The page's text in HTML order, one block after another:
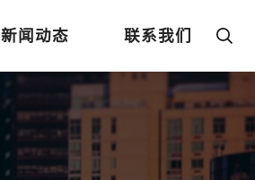
新闻动态 联系我们